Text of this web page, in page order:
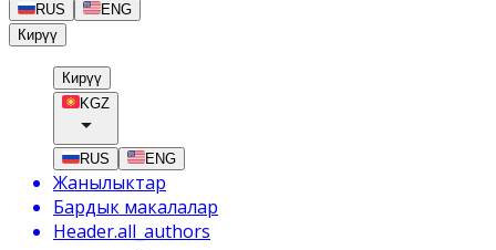
RUS
ENG
Кирүү
Кирүү
KGZ
RUS ENG
Жанылыктар
Бардык макалалар
Header.all_authors